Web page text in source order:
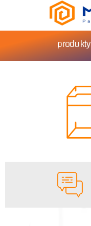
produkty